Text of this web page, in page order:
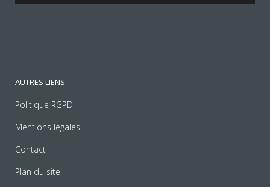
AUTRES LIENS
Politique RGPD
Mentions légales
Contact
Plan du site